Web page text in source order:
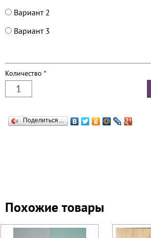
Вариант 2
Вариант 3
Количество *
Поделиться…
Похожие товары